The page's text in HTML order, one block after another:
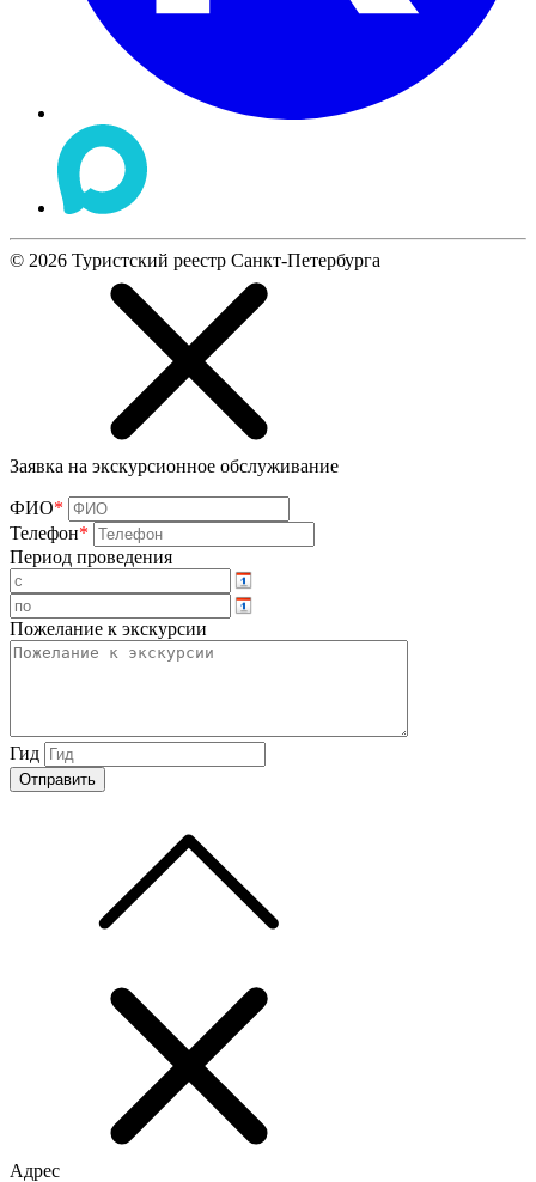
© 2026 Туристский реестр Санкт-Петербурга
Заявка на экскурсионное обслуживание
ФИО*
Телефон*
Период проведения
Пожелание к экскурсии
Гид
Адрес